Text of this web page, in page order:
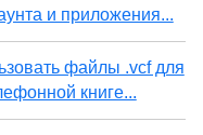
и приложения...
файлы .vcf для
книге...